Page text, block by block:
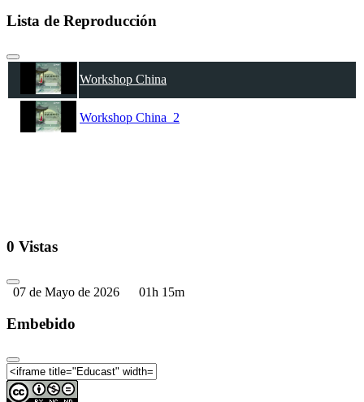
Lista de Reproducción
Workshop China
Workshop China_2
0 Vistas
07 de Mayo de 2026 01h 15m
Embebido